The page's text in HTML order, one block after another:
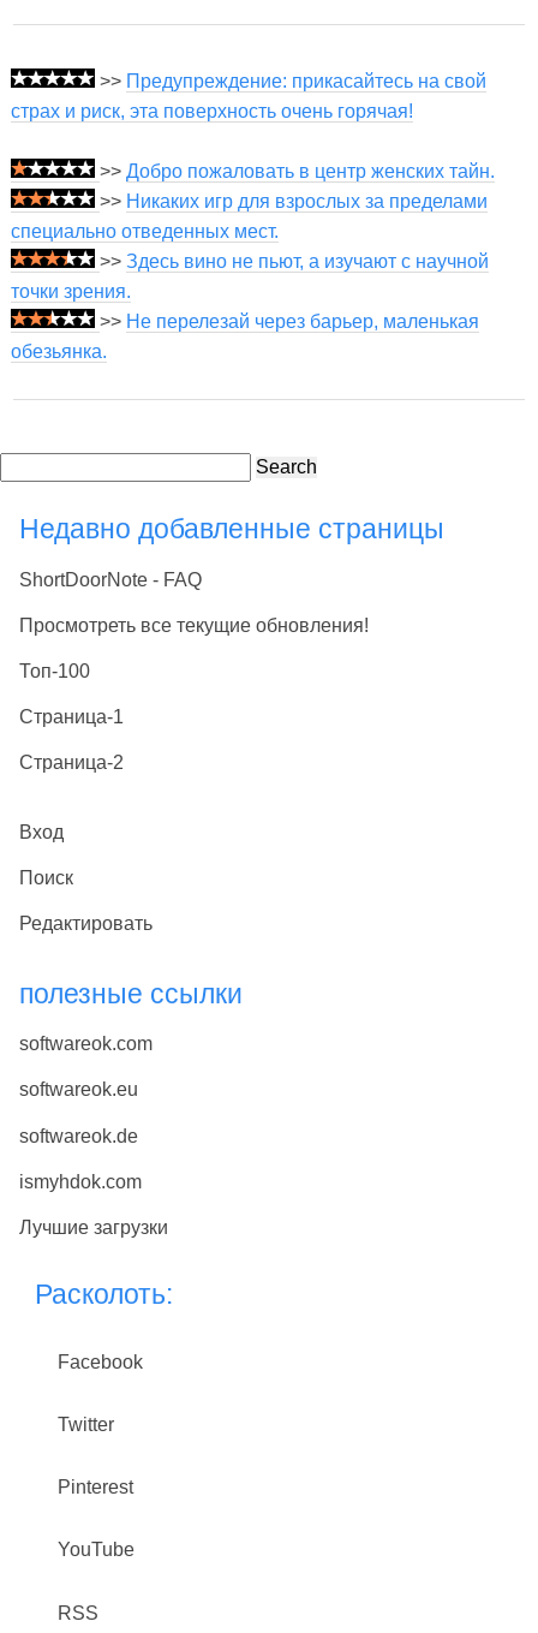
>> Предупреждение: прикасайтесь на свой
страх и риск, эта поверхность очень горячая!
>> Добро пожаловать в центр женских тайн.
>> Никаких игр для взрослых за пределами
специально отведенных мест.
>> Здесь вино не пьют, а изучают с научной
точки зрения.
>> Не перелезай через барьер, маленькая
обезьянка.
Search
Недавно добавленные страницы
ShortDoorNote - FAQ
Просмотреть все текущие обновления!
Топ-100
Страница-1
Страница-2
Вход
Поиск
Редактировать
полезные ссылки
softwareok.com
softwareok.eu
softwareok.de
ismyhdok.com
Лучшие загрузки
Расколоть:
Facebook
Twitter
Pinterest
YouTube
RSS